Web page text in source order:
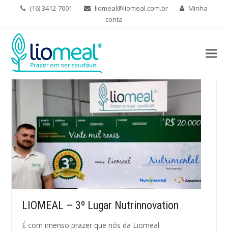
(16) 3412-7001 liomeal@liomeal.com.br
Minha
conta
LIOMEAL – 3º Lugar Nutrinnovation
É com imenso prazer que nós da Liomeal